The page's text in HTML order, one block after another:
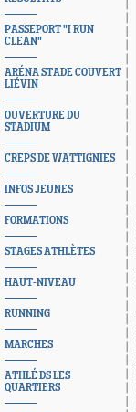
PASSEPORT "I RUN
CLEAN"
ARÉNA STADE COUVERT
LIÉVIN
OUVERTURE DU
STADIUM
CREPS DE WATTIGNIES
INFOS JEUNES
FORMATIONS
STAGES ATHLÈTES
HAUT-NIVEAU
RUNNING
MARCHES
ATHLÉ DS LES
QUARTIERS